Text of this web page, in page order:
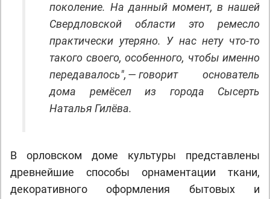
поколение. На данный момент, в нашей
Свердловской области это ремесло
практически утеряно. У нас нету что-то
такого своего, особенного, чтобы именно
передавалось", — говорит основатель
дома ремёсел из города Сысерть
Наталья Гилёва.
В орловском доме культуры представлены
древнейшие способы орнаментации ткани,
декоративного оформления бытовых и